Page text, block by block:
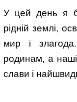
У цей день я
рідній землі,
мир і
родинам, а
слави і